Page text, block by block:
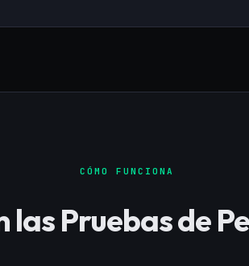
CÓMO FUNCIONA
las Pruebas de